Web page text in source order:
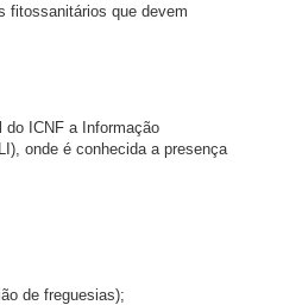
fitossanitários que devem
do ICNF a Informação
onde é conhecida a presença
de freguesias);